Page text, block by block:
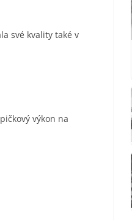
své kvality také v
výkon na